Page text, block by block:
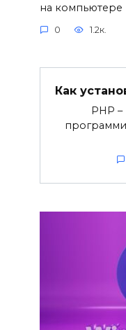
на компьютере
0 1.2к.
Как
PHP